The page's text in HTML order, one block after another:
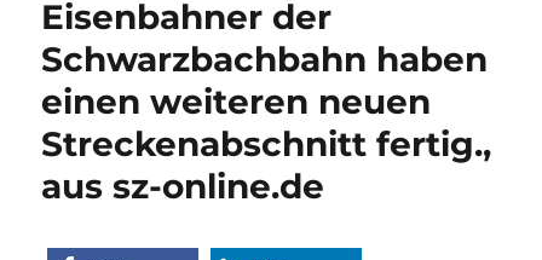
hat
wieder
ein
Schmalspurbahn,
aus
mdr.de
Eisenbahner der
Schwarzbachbahn haben
einen weiteren neuen
Streckenabschnitt fertig.,
aus sz-online.de